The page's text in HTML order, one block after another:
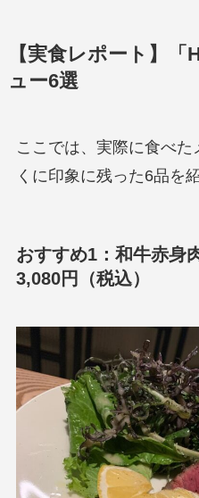
【実食レポート】
ュー6選
ここでは、実際に食べた
くに印象に残った6品を
おすすめ1：和牛赤身
3,080円（税込）